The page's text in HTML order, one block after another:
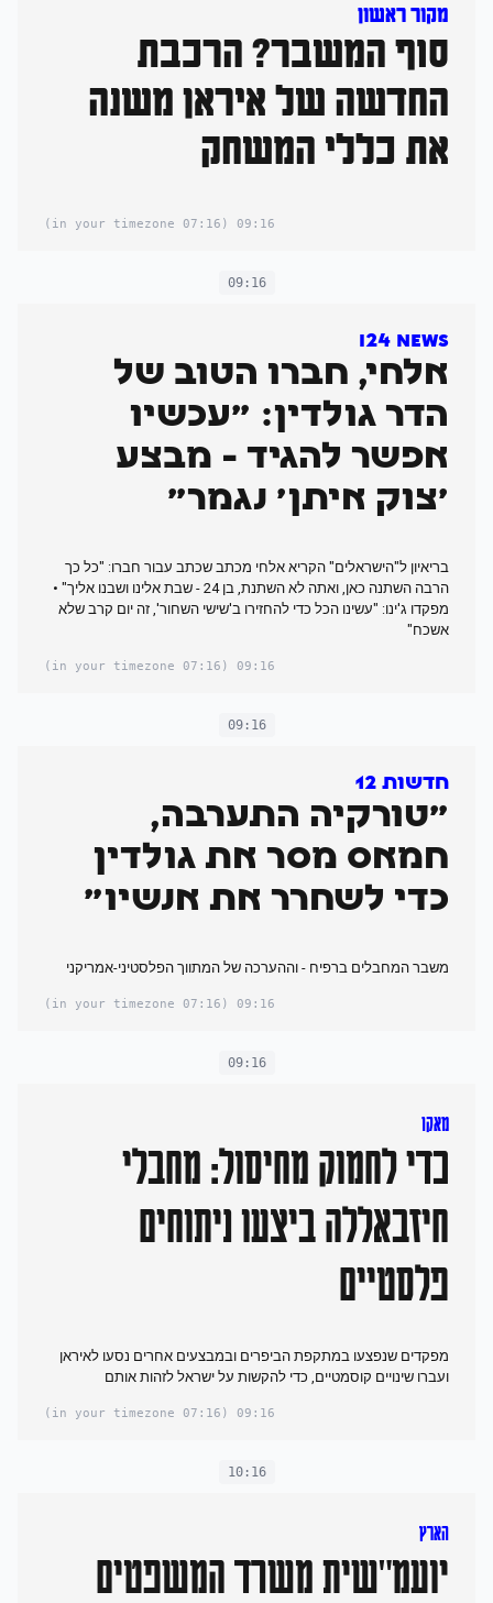
מקור ראשון
סוף המשבר? הרכבת
החדשה של איראן משנה
את כללי המשחק
09:16
(07:16 in your timezone)
09:16
I24 News
אלחי, חברו הטוב של
הדר גולדין: "עכשיו
אפשר להגיד - מבצע
'צוק איתן' נגמר"
בריאיון ל"הישראלים" הקריא אלחי מכתב שכתב עבור חברו: "כל כך
הרבה השתנה כאן, ואתה לא השתנת, בן 24 - שבת אלינו ושבנו אליך" •
מפקדו ג'ינו: "עשינו הכל כדי להחזירו ב'שישי השחור', זה יום קרב שלא
אשכח"
09:16
(07:16 in your timezone)
09:16
חדשות 12
"טורקיה התערבה,
חמאס מסר את גולדין
כדי לשחרר את אנשיו"
משבר המחבלים ברפיח - וההערכה של המתווך הפלסטיני-אמריקני
09:16
(07:16 in your timezone)
09:16
מאקו
כדי לחמוק מחיסול: מחבלי
חיזבאללה ביצעו ניתוחים
פלסטיים
מפקדים שנפצעו במתקפת הביפרים ובמבצעים אחרים נסעו לאיראן
ועברו שינויים קוסמטיים, כדי להקשות על ישראל לזהות אותם
09:16
(07:16 in your timezone)
10:16
הארץ
יועמ"שית משרד המשפטים